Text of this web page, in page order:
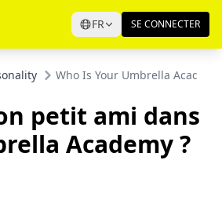
FR SE CONNECTER
Who Is Your Umbrella
petit ami dans
Academy ?